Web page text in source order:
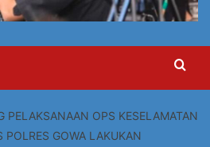
PELAKSANAAN OPS KESELAMATAN
GOWA LAKUKAN